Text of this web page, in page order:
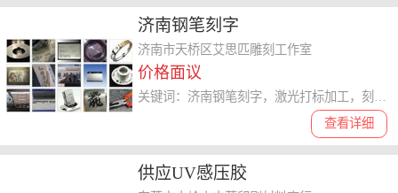
济南钢笔刻字
济南市天桥区艾思匹雕刻工作室
价格面议
查看详细
供应UV感压胶